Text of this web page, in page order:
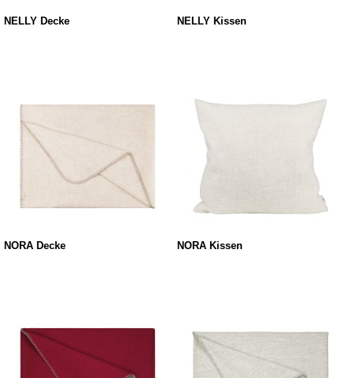
NELLY Decke NELLY Kissen
NORA Decke NORA Kissen